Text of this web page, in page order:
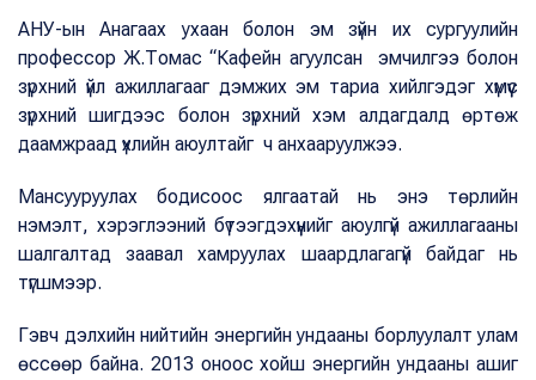
АНУ-ын Анагаах ухаан болон эм зүйн их сургуулийн
профессор Ж.Томас “Кафейн агуулсан эмчилгээ болон
зүрхний үйл ажиллагааг дэмжих эм тариа хийлгэдэг хүмүүс
зүрхний шигдээс болон зүрхний хэм алдагдалд өртөж
даамжраад үхлийн аюултайг ч анхааруулжээ.
Мансууруулах бодисоос ялгаатай нь энэ төрлийн
нэмэлт, хэрэглээний бүтээгдэхүүнийг аюулгүй ажиллагааны
шалгалтад заавал хамруулах шаардлагагүй байдаг нь
түгшмээр.
Гэвч дэлхийн нийтийн энергийн ундааны борлуулалт улам
өссөөр байна. 2013 оноос хойш энергийн ундааны ашиг